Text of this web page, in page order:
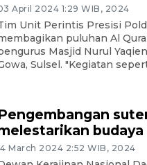
April 2024 1:29 WIB, 2024
Unit Perintis Presisi
puluhan Al
Masjid Nurul
Sulsel. "Kegiatan
budaya
March 2024 2:52 WIB, 2024